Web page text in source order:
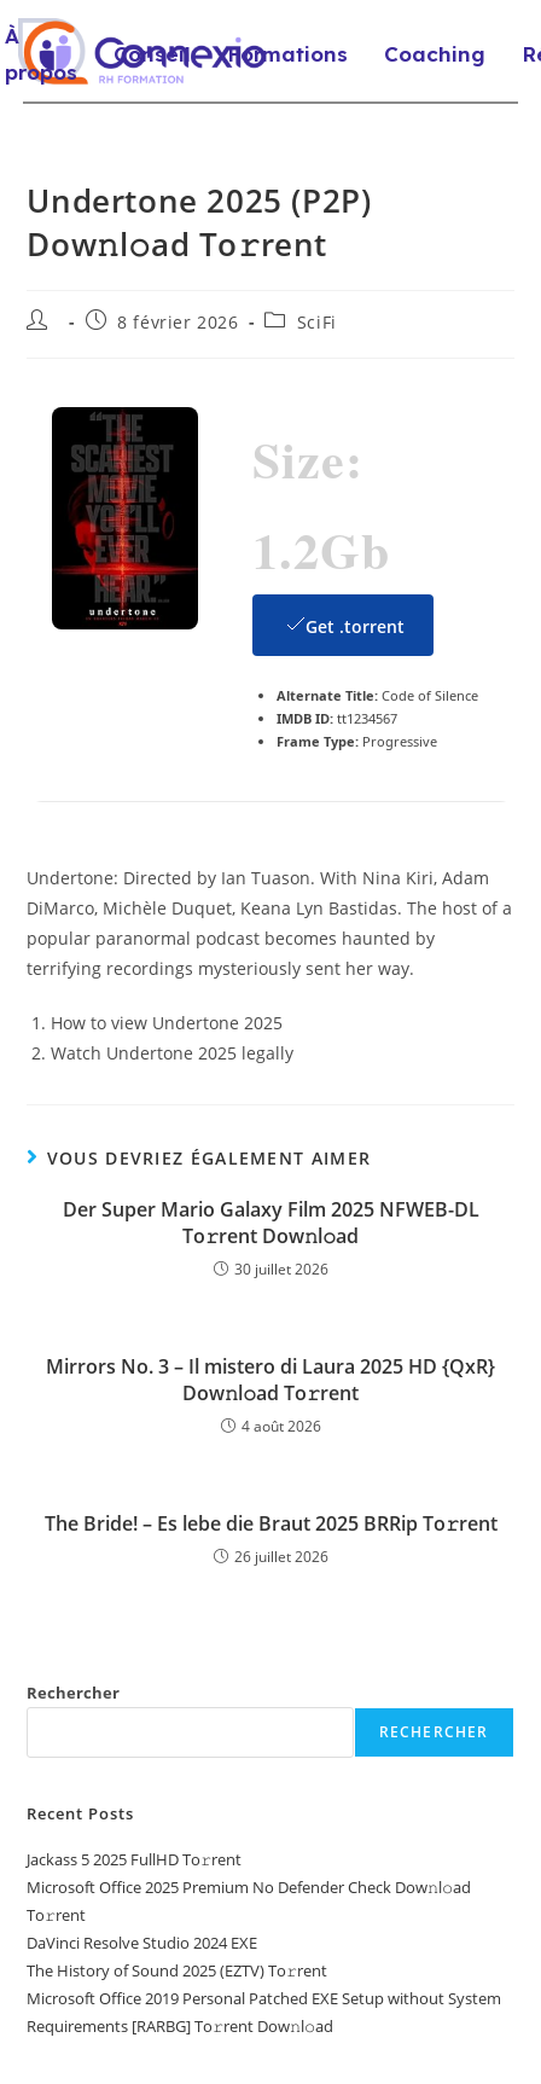
À
propos
Conseil Formations Coaching
Undertone 2025 (P2P)
Dow𝚗l𝚘ad To𝚛rent
8 février 2026 SciFi
Size:
1.2Gb
Get .torrent
Alternate Title:Code of Silence
IMDB ID:tt1234567
Frame Type:Progressive
Undertone: Directed by Ian Tuason. With Nina Kiri, Adam
DiMarco, Michèle Duquet, Keana Lyn Bastidas. The host of a
popular paranormal podcast becomes haunted by
terrifying recordings mysteriously sent her way.
How to view Undertone 2025
Watch Undertone 2025 legally
VOUS DEVRIEZ ÉGALEMENT AIMER
Der Super Mario Galaxy Film 2025 NFWEB-DL
To𝚛rent Dow𝚗l𝚘ad
30 juillet 2026
Mirrors No. 3 – Il mistero di Laura 2025 HD {QxR}
Dow𝚗l𝚘ad To𝚛rent
4 août 2026
The Bride! – Es lebe die Braut 2025 BRRip To𝚛rent
26 juillet 2026
Rechercher
RECHERCHER
Recent Posts
Jackass 5 2025 FullHD To𝚛rent
Microsoft Office 2025 Premium No Defender Check Dow𝚗l𝚘ad
To𝚛rent
DaVinci Resolve Studio 2024 EXE
The History of Sound 2025 (EZTV) To𝚛rent
Microsoft Office 2019 Personal Patched EXE Setup without System
Requirements [RARBG] To𝚛rent Dow𝚗l𝚘ad